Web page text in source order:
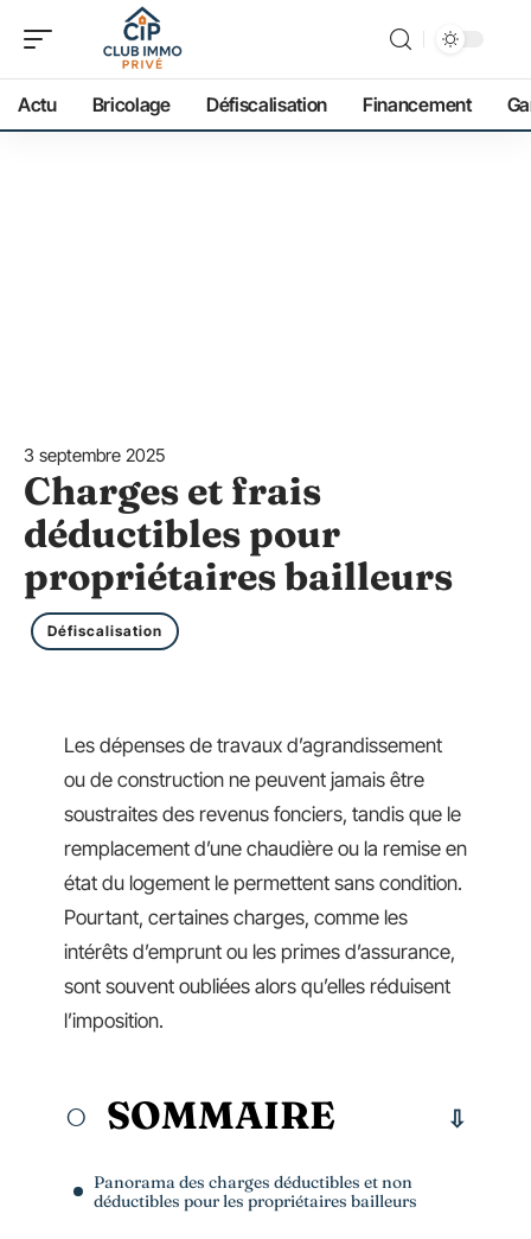
Actu Bricolage Défiscalisation Financement
3 septembre 2025
Charges et frais
déductibles pour
propriétaires bailleurs
Défiscalisation
Les dépenses de travaux d’agrandissement
ou de construction ne peuvent jamais être
soustraites des revenus fonciers, tandis que le
remplacement d’une chaudière ou la remise en
état du logement le permettent sans condition.
Pourtant, certaines charges, comme les
intérêts d’emprunt ou les primes d’assurance,
sont souvent oubliées alors qu’elles réduisent
l’imposition.
SOMMAIRE
Panorama des charges déductibles et non
déductibles pour les propriétaires bailleurs